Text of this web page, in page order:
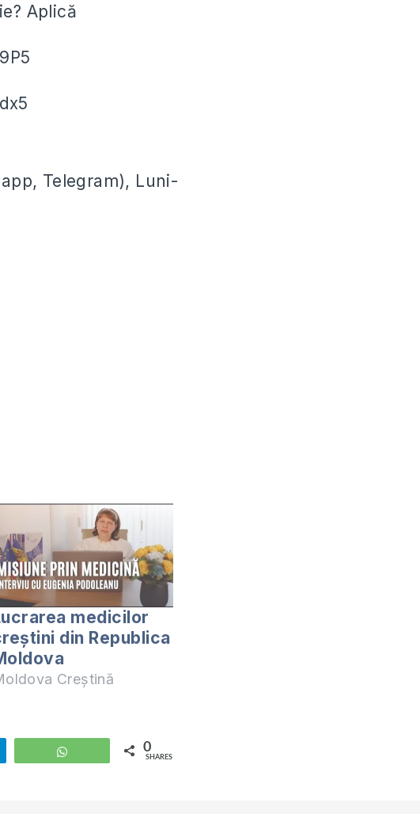
Aplică
Telegram), Luni-
medicilor
din Republica
Creștină
WhatsApp 0
SHARES